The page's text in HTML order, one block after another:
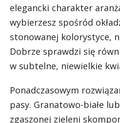
elegancki charakter
wybierzesz spośród
stonowanej kolorystyce,
Dobrze sprawdzi się
w subtelne, niewielkie
Ponadczasowym
pasy. Granatowo-białe
zgaszonej zieleni